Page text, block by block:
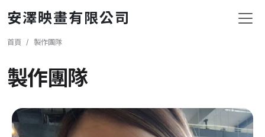
安澤映畫有限公司
導航連結
首頁 製作團隊
製作團隊